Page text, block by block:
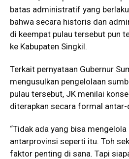
batas administratif yang
bahwa secara historis dan
di keempat pulau tersebut pun
ke Kabupaten Singkil.
Terkait pernyataan Gubernur
mengusulkan pengelolaan
pulau tersebut, JK menilai
diterapkan secara formal antar-
“Tidak ada yang bisa
antarprovinsi seperti itu. Toh
faktor penting di sana. Tapi